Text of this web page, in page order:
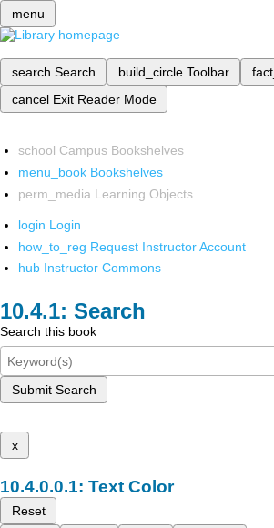
menu
search Search build_circle Toolbar
cancel Exit Reader Mode
school Campus Bookshelves
menu_book Bookshelves
perm_media Learning Objects
login Login
how_to_reg Request Instructor Account
hub Instructor Commons
Search
Search this book
Submit Search
x
Text Color
Reset